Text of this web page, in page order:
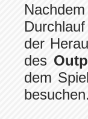
der
des
dem
besuchen.